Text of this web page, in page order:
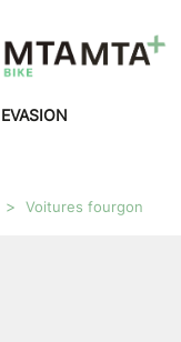
EVASION
Voitures fourgon